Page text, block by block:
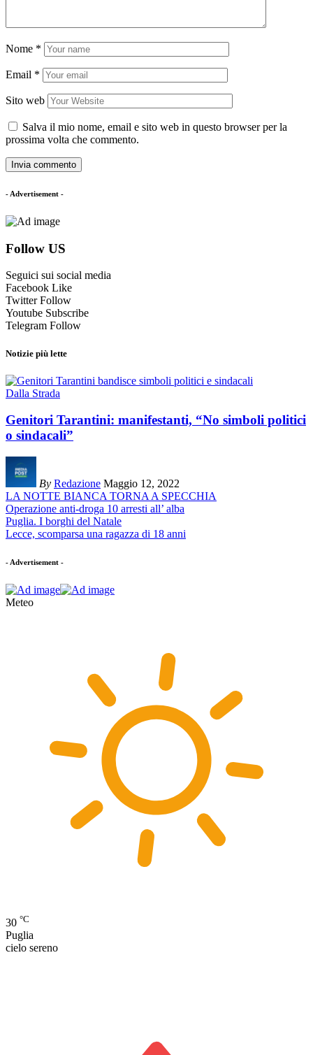
Nome *
Email *
Sito web
Salva il mio nome, email e sito web in questo browser per la
prossima volta che commento.
- Advertisement -
Follow US
Seguici sui social media
Facebook Like
Twitter Follow
Youtube Subscribe
Telegram Follow
Notizie più lette
Dalla Strada
Genitori Tarantini: manifestanti, “No simboli politici
o sindacali”
By Redazione Maggio 12, 2022
LA NOTTE BIANCA TORNA A SPECCHIA
Operazione anti-droga 10 arresti all’ alba
Puglia. I borghi del Natale
Lecce, scomparsa una ragazza di 18 anni
- Advertisement -
Meteo
30 °C
Puglia
cielo sereno